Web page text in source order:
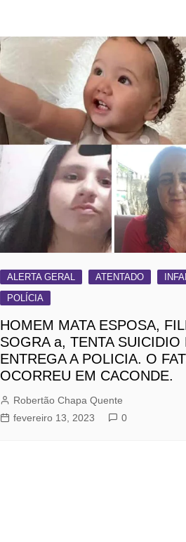
ALERTA GERAL ATENTADO
POLÍCIA
HOMEM MATA ESPOSA,
SOGRA a, TENTA SUICIDIO
ENTREGA A POLICIA. O
OCORREU EM CACONDE.
Robertão Chapa Quente
fevereiro 13, 2023
0